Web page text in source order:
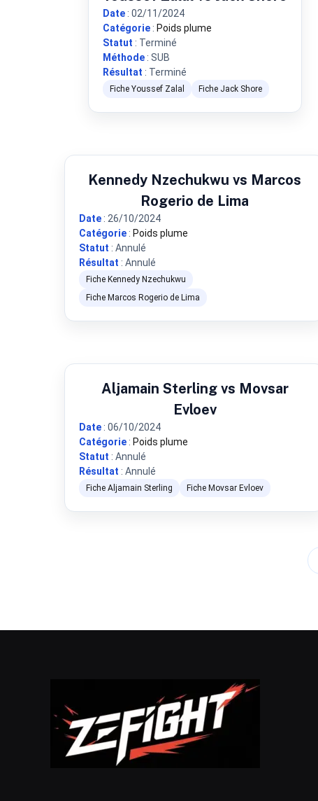
Date: 02/11/2024
Catégorie: Poids plume
Statut : Terminé
Méthode: SUB
Résultat : Terminé
Fiche Youssef Zalal Fiche Jack Shore
Kennedy Nzechukwu vs Marcos
Rogerio de Lima
Date : 26/10/2024
Catégorie : Poids plume
Statut : Annulé
Résultat : Annulé
Fiche Kennedy Nzechukwu
Fiche Marcos Rogerio de Lima
Aljamain Sterling vs Movsar
Evloev
Date : 06/10/2024
Catégorie : Poids plume
Statut : Annulé
Résultat : Annulé
Fiche Aljamain Sterling Fiche Movsar Evloev